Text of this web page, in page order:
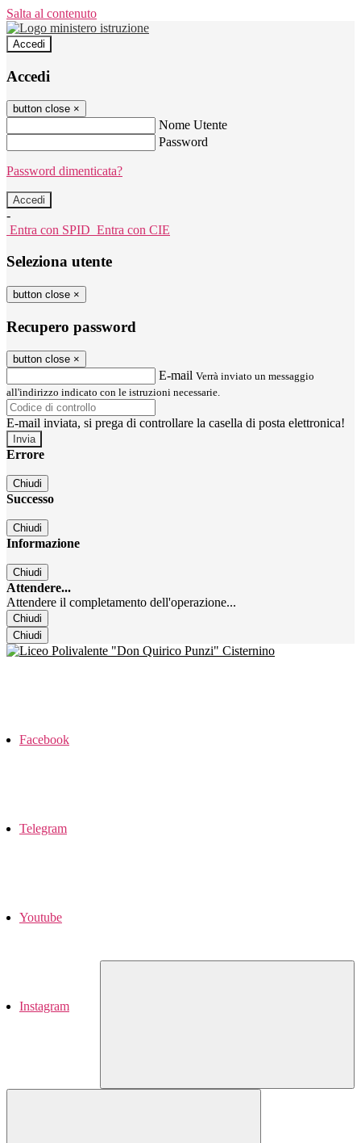
Salta al contenuto
Accedi
Accedi
button close ×
Nome Utente
Password
Password dimenticata?
-
Entra con SPID Entra con CIE
Seleziona utente
button close ×
Recupero password
button close ×
E-mail Verrà inviato un messaggio
all'indirizzo indicato con le istruzioni necessarie.
E-mail inviata, si prega di controllare la casella di posta elettronica!
Errore
Chiudi
Successo
Chiudi
Informazione
Chiudi
Attendere...
Attendere il completamento dell'operazione...
Chiudi
Chiudi
Facebook
Telegram
Youtube
Instagram